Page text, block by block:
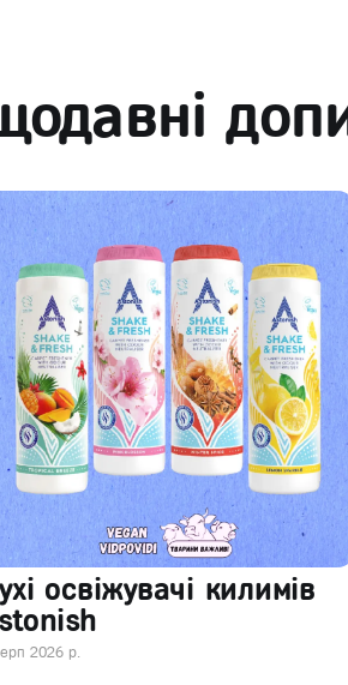
освіжувачі килимів
2026 р.